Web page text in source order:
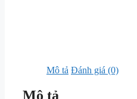
Mô tả Đánh giá (0)
Mô tả